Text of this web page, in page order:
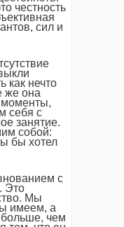
честность
сил и
как нечто
же она
моменты,
себя с
занятие.
собой:
бы хотел
с
Это
Мы
имеем, а
чем